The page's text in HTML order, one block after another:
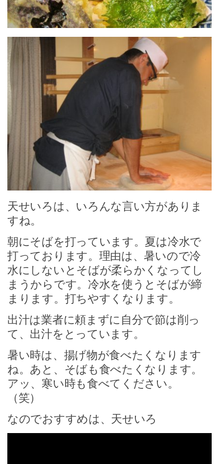
天せいろは、いろんな言い方がありま
すね。
朝にそばを打っています。夏は冷水で
打っております。理由は、暑いので冷
水にしないとそばが柔らかくなってし
まうからです。冷水を使うとそばが締
まります。打ちやすくなります。
出汁は業者に頼まずに自分で節は削っ
て、出汁をとっています。
暑い時は、揚げ物が食べたくなります
ね。あと、そばも食べたくなります。
アッ、寒い時も食べてください。
（笑）
なのでおすすめは、天せいろ